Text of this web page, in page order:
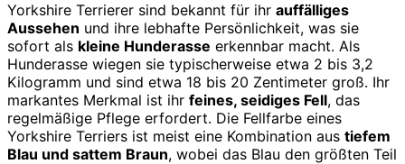
Yorkshire Terrierer sind bekannt für ihr auffälliges
Aussehen und ihre lebhafte Persönlichkeit, was sie
sofort als kleine Hunderasse erkennbar macht. Als
Hunderasse wiegen sie typischerweise etwa 2 bis 3,2
Kilogramm und sind etwa 18 bis 20 Zentimeter groß. Ihr
markantes Merkmal ist ihr feines, seidiges Fell, das
regelmäßige Pflege erfordert. Die Fellfarbe eines
Yorkshire Terriers ist meist eine Kombination aus tiefem
Blau und sattem Braun, wobei das Blau den größten Teil